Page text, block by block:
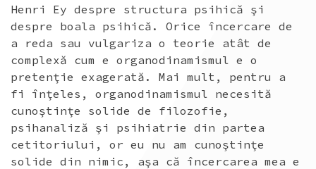
Henri Ey despre structura psihică şi
despre boala psihică. Orice încercare de
a reda sau vulgariza o teorie atât de
complexă cum e organodinamismul e o
pretenţie exagerată. Mai mult, pentru a
fi înţeles, organodinamismul necesită
cunoştinţe solide de filozofie,
psihanaliză şi psihiatrie din partea
cetitoriului, or eu nu am cunoştinţe
solide din nimic, aşa că încercarea mea e